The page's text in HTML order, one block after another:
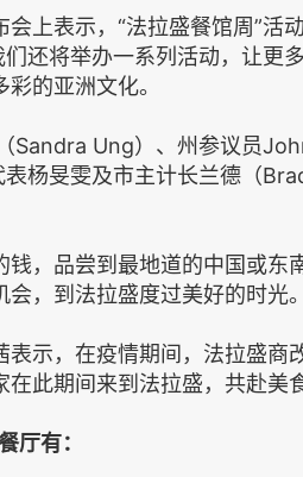
上表示， “法拉盛餐馆周”活
还将举办一系列活动，让更
的亚洲文化。
Sandra Ung）、州参议员
表杨旻雯及市主计长兰德（
钱，品尝到最地道的中国或东
，到法拉盛度过美好的时光。
示，在疫情期间，法拉盛商
此期间来到法拉盛，共赴美
厅有：